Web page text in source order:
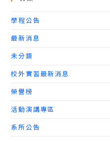
學程公告
最新消息
未分類
校外實習最新消息
榮譽榜
活動演講專區
系所公告